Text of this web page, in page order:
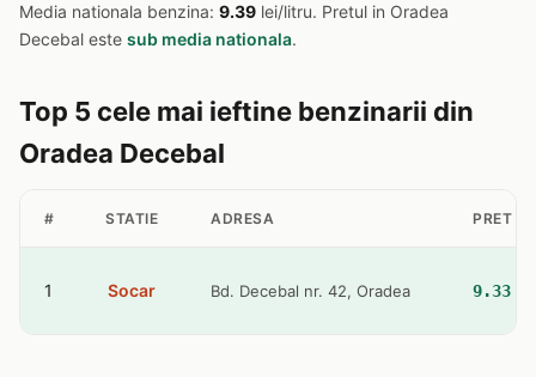
Media nationala benzina: 9.39 lei/litru. Pretul in Oradea
Decebal este sub media nationala.
Top 5 cele mai ieftine benzinarii din
Oradea Decebal
# STATIE ADRESA PRET
1 Socar Bd. Decebal nr. 42, Oradea 9.33